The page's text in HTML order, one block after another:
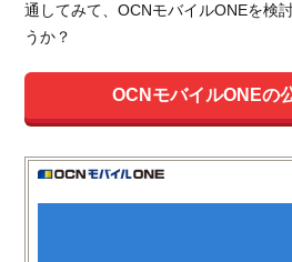
通してみて、OCNモバイルONEを検
うか？
OCNモバイルONEの